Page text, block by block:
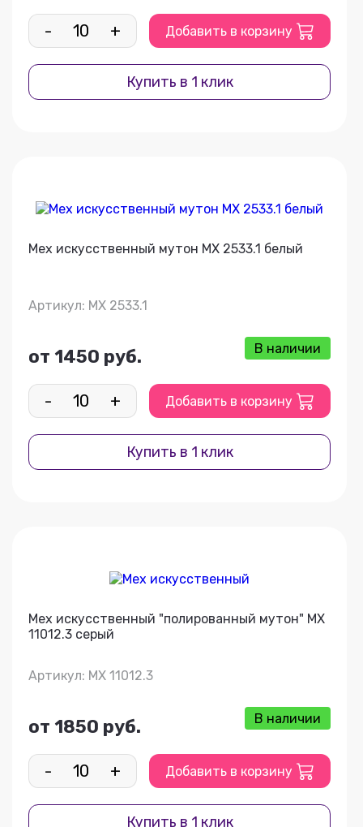
- + Добавить в корзину
Купить в 1 клик
Мех искусственный мутон МХ 2533.1 белый
Артикул: МХ 2533.1
от 1450 руб. В наличии
- + Добавить в корзину
Купить в 1 клик
Мех искусственный "полированный мутон" МХ
11012.3 серый
Артикул: МХ 11012.3
от 1850 руб. В наличии
- + Добавить в корзину
Купить в 1 клик